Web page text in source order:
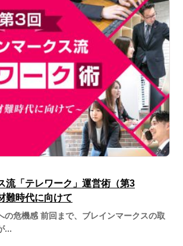
流「テレワーク」運営術（第3
難時代に向けて
の危機感 前回まで、ブレインマークスの取
...